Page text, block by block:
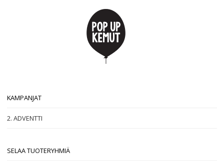
KAMPANJAT
2. ADVENTTI
SELAA TUOTERYHMIÄ